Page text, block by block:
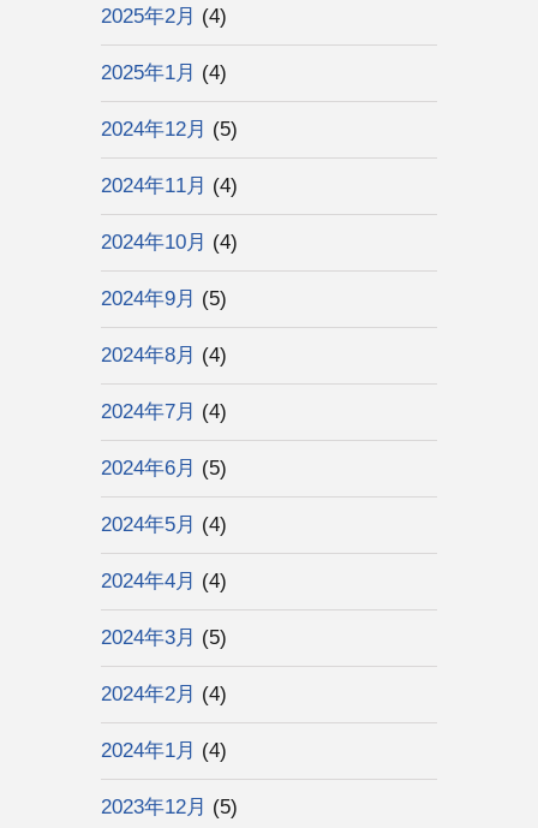
2025年2月 (4)
2025年1月 (4)
2024年12月 (5)
2024年11月 (4)
2024年10月 (4)
2024年9月 (5)
2024年8月 (4)
2024年7月 (4)
2024年6月 (5)
2024年5月 (4)
2024年4月 (4)
2024年3月 (5)
2024年2月 (4)
2024年1月 (4)
2023年12月 (5)